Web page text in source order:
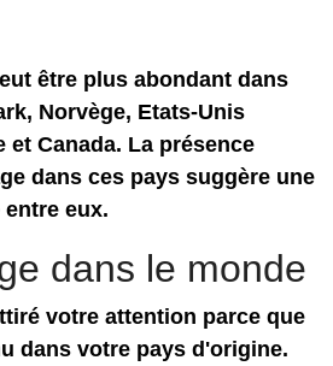
être plus abondant dans
Norvège, Etats-Unis
et Canada. La présence
dans ces pays suggère une
eux.
dans le monde
votre attention parce que
dans votre pays d'origine.